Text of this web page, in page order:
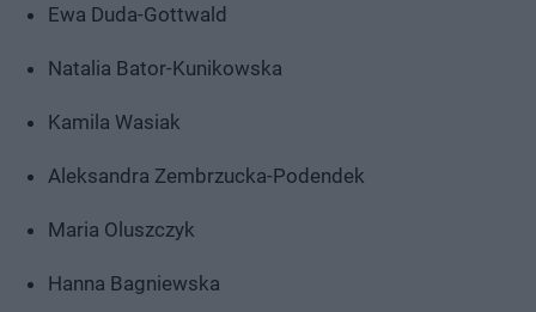
Ewa Duda-Gottwald
Natalia Bator-Kunikowska
Kamila Wasiak
Aleksandra Zembrzucka-Podendek
Maria Oluszczyk
Hanna Bagniewska